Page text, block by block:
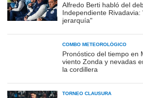
Alfredo Berti habló del
Independiente
jerarquía"
COMBO METEOROLÓGICO
Pronóstico del tiempo en
viento Zonda y nevadas
la cordillera
TORNEO CLAUSURA